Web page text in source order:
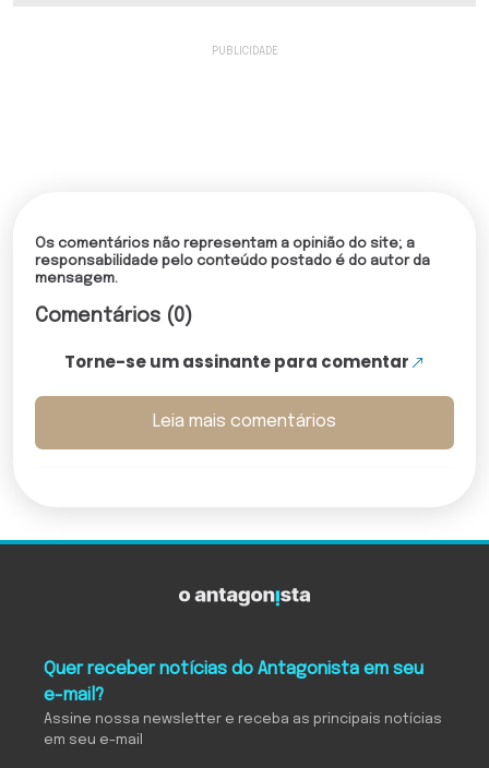
Os comentários não representam a opinião do site; a
responsabilidade pelo conteúdo postado é do autor da
mensagem.
Comentários (0)
Torne-se um assinante para comentar
Leia mais comentários
Quer receber notícias do Antagonista em seu
e-mail?
Assine nossa newsletter e receba as principais notícias
em seu e-mail